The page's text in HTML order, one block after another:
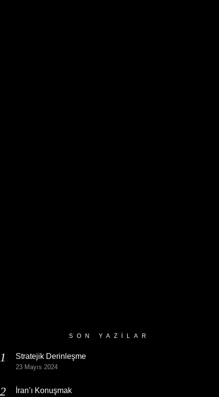
SON YAZILAR
Stratejik Derinleşme
23 Mayıs 2024
İran’ı Konuşmak